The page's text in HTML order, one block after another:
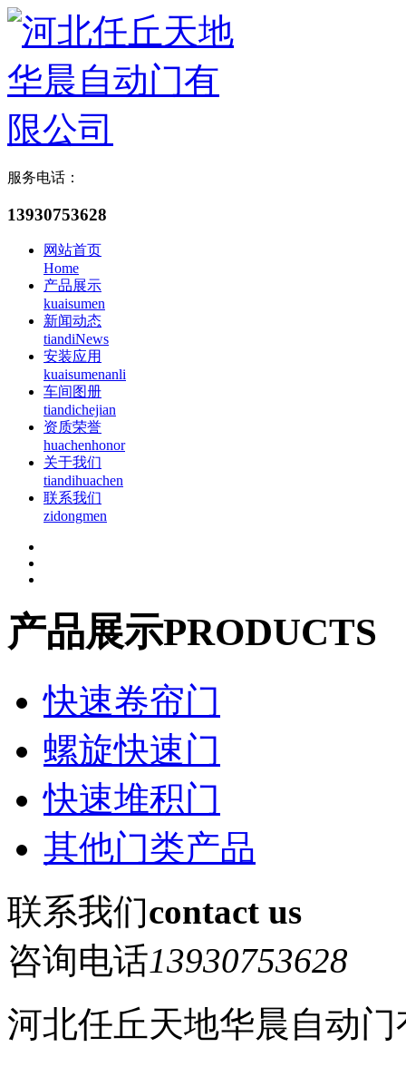
服务电话：
13930753628
网站首页
Home
产品展示
kuaisumen
新闻动态
tiandiNews
安装应用
kuaisumenanli
车间图册
tiandichejian
资质荣誉
huachenhonor
关于我们
tiandihuachen
联系我们
zidongmen
产品展示PRODUCTS
快速卷帘门
螺旋快速门
快速堆积门
其他门类产品
联系我们contact us
咨询电话13930753628
河北任丘天地华晨自动